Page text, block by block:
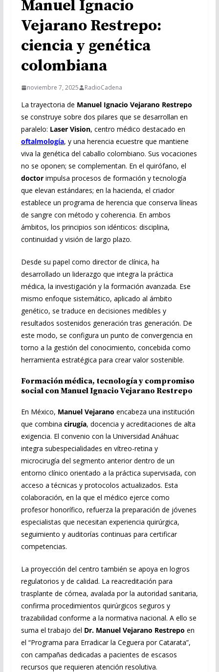
Manuel Ignacio
Vejarano Restrepo:
ciencia y genética
colombiana
noviembre 7, 2025 RadioCadena
La trayectoria de Manuel Ignacio Vejarano Restrepo
se construye sobre dos pilares que se desarrollan en
paralelo: Laser Vision, centro médico destacado en
oftalmología, y una herencia ecuestre que mantiene
viva la genética del caballo colombiano. Sus vocaciones
no se oponen; se complementan. En el quirófano, el
doctorimpulsa procesos de formación y tecnología
que elevan estándares; en la hacienda, el criador
establece un programa de herencia que conserva líneas
de sangre con método y coherencia. En ambos
ámbitos, los principios son idénticos: disciplina,
continuidad y visión de largo plazo.
Desde su papel como director de clínica, ha
desarrollado un liderazgo que integra la práctica
médica, la investigación y la formación avanzada. Ese
mismo enfoque sistemático, aplicado al ámbito
genético, se traduce en decisiones medibles y
resultados sostenidos generación tras generación. De
este modo, se configura un punto de convergencia en
torno a la gestión del conocimiento, concebida como
herramienta estratégica para crear valor sostenible.
Formación médica, tecnología y compromiso
social con Manuel Ignacio Vejarano Restrepo
En México, Manuel Vejarano encabeza una institución
que combina cirugía, docencia y acreditaciones de alta
exigencia. El convenio con la Universidad Anáhuac
integra subespecialidades en vítreo-retina y
microcirugía del segmento anterior dentro de un
entorno clínico orientado a la práctica supervisada, con
acceso a técnicas y protocolos actualizados. Esta
colaboración, en la que el médico ejerce como
profesor honorífico, refuerza la preparación de jóvenes
especialistas que necesitan experiencia quirúrgica,
seguimiento y auditorías continuas para certificar
competencias.
La proyección del centro también se apoya en logros
regulatorios y de calidad. La reacreditación para
trasplante de córnea, avalada por la autoridad sanitaria,
confirma procedimientos quirúrgicos seguros y
trazabilidad conforme a la normativa nacional. A ello se
suma el trabajo del Dr. Manuel Vejarano Restrepo en
el “Programa para Erradicar la Ceguera por Catarata”,
con campañas dedicadas a pacientes de escasos
recursos que requieren atención resolutiva.